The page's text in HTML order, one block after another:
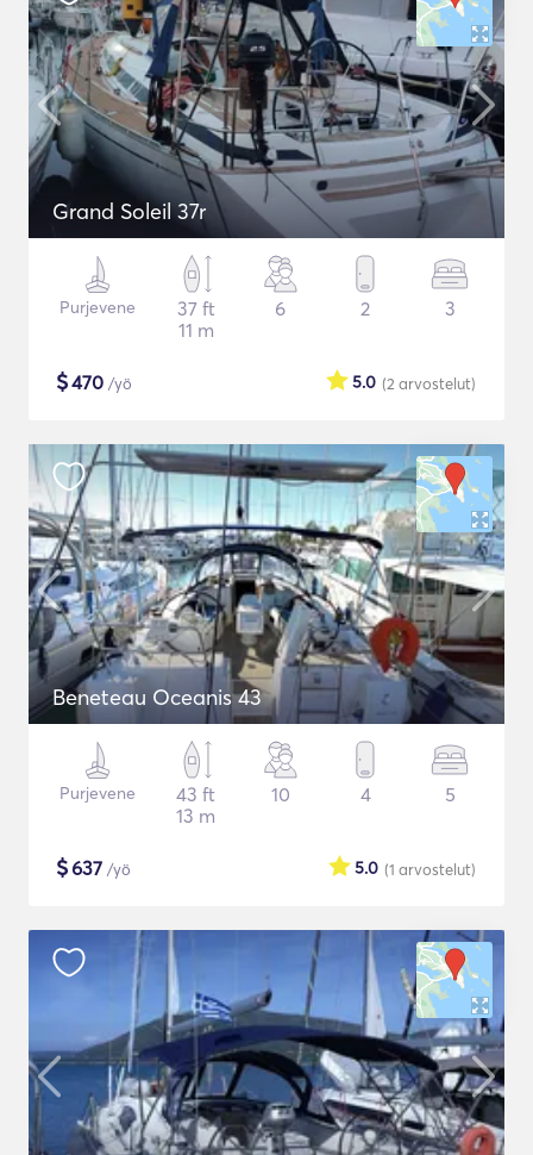
Grand Soleil 37r
Purjevene
37 ft
11 m
6 2 3
$470 /yö (2 arvostelut)
5.0
Beneteau Oceanis 43
Purjevene
43 ft
13 m
10 4 5
$637 /yö (1 arvostelut)
5.0